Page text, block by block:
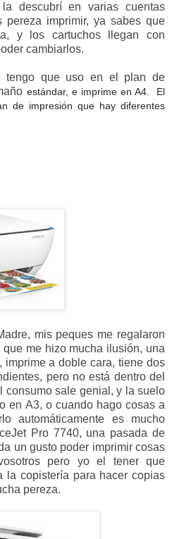
descubrí en varias cuentas
pereza imprimir, ya sabes que
y los cartuchos llegan con
cambiarlos.
tengo que uso en el plan de
estándar, e imprime en A4. El
de impresión que hay diferentes
mis peques me regalaron
me hizo mucha ilusión, una
imprime a doble cara, tiene dos
pero no está dentro del
consumo sale genial, y la suelo
en A3, o cuando hago cosas a
automáticamente es mucho
Pro 7740, una pasada de
un gusto poder imprimir cosas
pero yo el tener que
la copistería para hacer copias
pereza.